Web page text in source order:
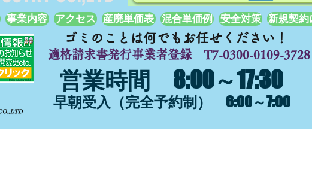
事業内容 アクセス 産廃単価表 混合単価例 安全対策 新規契約
ゴミのことは何でもお任せください！
適格請求書発行事業者登録 T7-0300-0109-3728
営業時間 8:00～17:30
早朝受入（完全予約制） 6:00～7:00